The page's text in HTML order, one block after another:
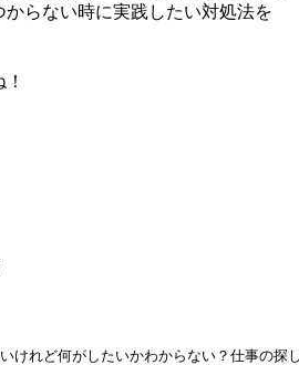
らない時に実践したい対処法を
けれど何がしたいかわからない？仕事の探